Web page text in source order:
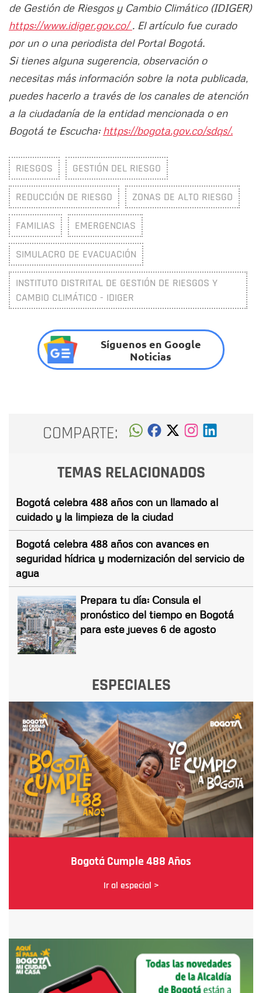
de Gestión de Riesgos y Cambio Climático (IDIGER)
https://www.idiger.gov.co/. El artículo fue curado
por un o una periodista del Portal Bogotá.
Si tienes alguna sugerencia, observación o
necesitas más información sobre la nota publicada,
puedes hacerlo a través de los canales de atención
a la ciudadanía de la entidad mencionada o en
Bogotá te Escucha: https://bogota.gov.co/sdqs/.
RIESGOS GESTIÓN DEL RIESGO
REDUCCIÓN DE RIESGO ZONAS DE ALTO RIESGO
FAMILIAS EMERGENCIAS
SIMULACRO DE EVACUACIÓN
INSTITUTO DISTRITAL DE GESTIÓN DE RIESGOS Y
CAMBIO CLIMÁTICO - IDIGER
Síguenos en Google
Noticias
COMPARTE:
TEMAS RELACIONADOS
Bogotá celebra 488 años con un llamado al
cuidado y la limpieza de la ciudad
Bogotá celebra 488 años con avances en
seguridad hídrica y modernización del servicio de
agua
Prepara tu día: Consula el
pronóstico del tiempo en Bogotá
para este jueves 6 de agosto
ESPECIALES
Bogotá Cumple 488 Años
Ir al especial >